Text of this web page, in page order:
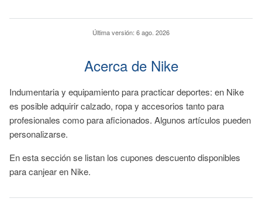
Última versión: 6 ago. 2026
Acerca de Nike
Indumentaria y equipamiento para practicar deportes: en Nike
es posible adquirir calzado, ropa y accesorios tanto para
profesionales como para aficionados. Algunos artículos pueden
personalizarse.
En esta sección se listan los cupones descuento disponibles
para canjear en Nike.